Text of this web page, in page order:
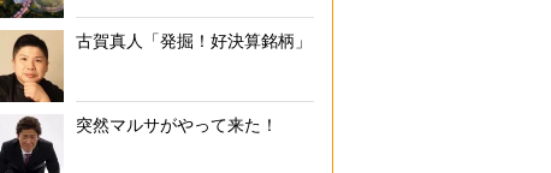
古賀真人「発掘！好決算銘柄」
突然マルサがやって来た！